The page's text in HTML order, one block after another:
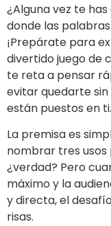
¿Alguna vez te
donde las
¡Prepárate para
divertido juego de
te reta a pensar
evitar quedarte
están puestos en ti.
La premisa es
nombrar tres usos
¿verdad? Pero
máximo y la
y directa, el
risas.